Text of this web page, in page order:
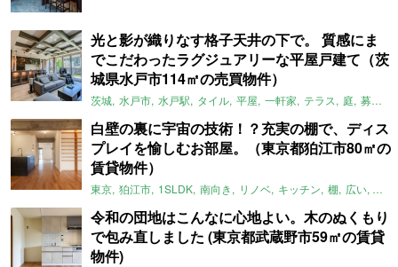
光と影が織りなす格子天井の下で。 質感にま
でこだわったラグジュアリーな平屋戸建て（茨
城県水戸市114㎡の売買物件）
茨城 水戸市 水戸駅 タイル 平屋 一軒家 テラス 庭 募集中
白壁の裏に宇宙の技術！？充実の棚で、ディス
プレイを愉しむお部屋。（東京都狛江市80㎡の
賃貸物件）
東京 狛江市 1SLDK 南向き リノベ キッチン 棚 広い ガイ
令和の団地はこんなに心地よい。木のぬくもり
で包み直しました (東京都武蔵野市59㎡の賃貸
物件)